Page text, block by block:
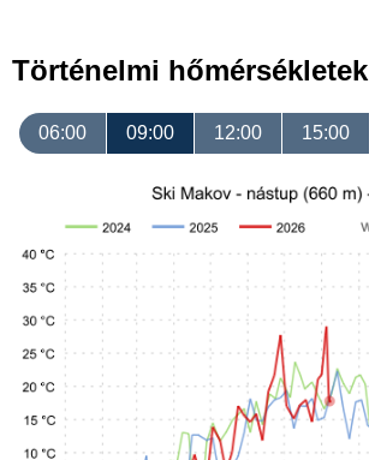
Történelmi hőmérsékletek
06:00 09:00 12:00 15:00